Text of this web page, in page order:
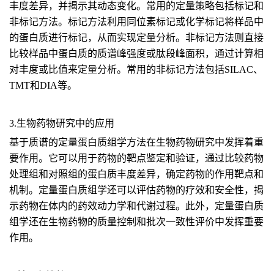
丰度差异，并揭示其动态变化。常用的定量策略包括标记和
非标记方法。标记方法利用同位素标记或化学标记将样品中
的蛋白质进行标记，从而实现定量分析。非标记方法则直接
比较样品中蛋白质的质谱峰强度或肽段峰面积，通过计算相
对丰度或比值来定量分析。常用的非标记方法包括SILAC、
TMT和DIA等。
3.生物药物研究中的应用
基于质谱的定量蛋白质组学方法在生物药物研究中发挥着重
要作用。它可以用于药物的靶点鉴定和验证，通过比较药物
处理组和对照组的蛋白质丰度差异，确定药物的作用靶点和
机制。定量蛋白质组学还可以评估药物的疗效和安全性，揭
示药物在体内的药效动力学和代谢过程。此外，定量蛋白质
组学还在生物药物的质量控制和批次一致性评价中发挥重要
作用。